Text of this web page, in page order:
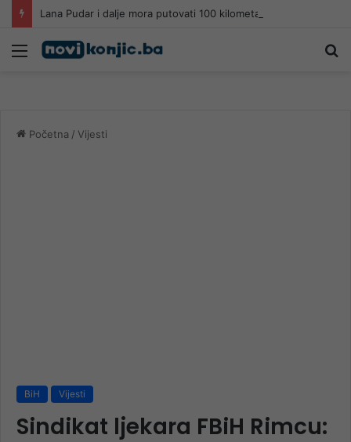
Meni
Početna / Vijesti
BiH Vijesti
Sindikat ljekara FBiH Rimcu: